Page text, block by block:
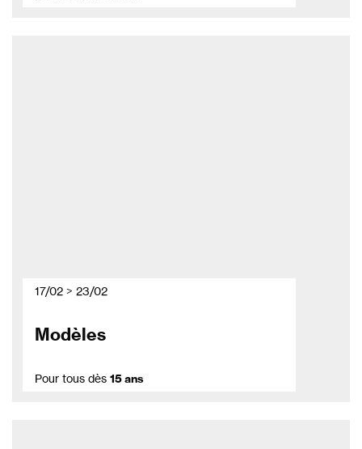
17/02 > 23/02
Modèles
Pour tous dès 15 ans